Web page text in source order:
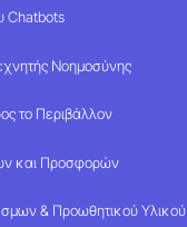
Chatbots
Νοημοσύνης
το Περιβάλλον
και Προσφορών
& Προωθητικού Υλικού